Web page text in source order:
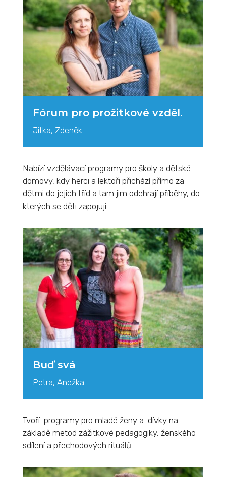
Fórum pro prožitkové vzděl.
Jitka, Zdeněk
Nabízí vzdělávací programy pro školy a dětské
domovy, kdy herci a lektoři přichází přímo za
dětmi do jejich tříd a tam jim odehrají příběhy, do
kterých se děti zapojují.
Buď svá
Petra, Anežka
Tvoří programy pro mladé ženy a dívky na
základě metod zážitkové pedagogiky, ženského
sdílení a přechodových rituálů.